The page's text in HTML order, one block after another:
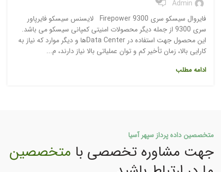
Admin
فایروال سیسکو سری Firepower 9300 لایسنس سیسکو فایرپاور
سری 9300 از جمله دیگر محصولات امنیتی کمپانی سیسکو می باشد.
این محصول جهت استفاده در Data Centerها و دیگر موارد که نیاز به
کارایی بالا، زمان تأخیر کم و توان عملیاتی بالا نیاز دارند، م...
ادامه مطلب
متخصصین داده پرداز سپهر آسیا
جهت مشاوره تخصصی با متخصصین